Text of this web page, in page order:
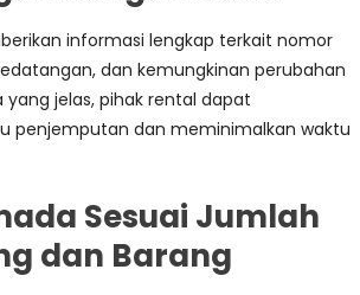
informasi lengkap terkait nomor
dan kemungkinan perubahan
yang jelas, pihak rental dapat
penjemputan dan meminimalkan waktu
Sesuai Jumlah
dan Barang